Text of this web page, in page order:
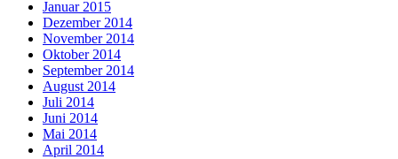
Januar 2015
Dezember 2014
November 2014
Oktober 2014
September 2014
August 2014
Juli 2014
Juni 2014
Mai 2014
April 2014